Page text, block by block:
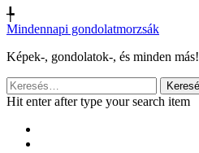
╄
Mindennapi gondolatmorzsák
Képek-, gondolatok-, és minden más!
Keresés:
Hit enter after type your search item